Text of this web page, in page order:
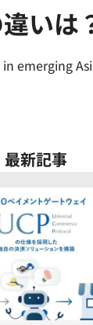
いは
emerging
最新記事